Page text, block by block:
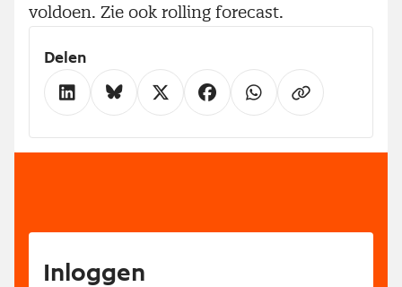
voldoen. Zie ook rolling forecast.
Delen
Inloggen